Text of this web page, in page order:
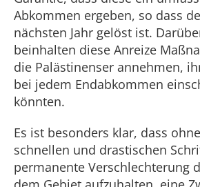
Abkommen ergeben, so dass
nächsten Jahr gelöst ist.
beinhalten diese Anreize
die Palästinenser annehmen,
bei jedem Endabkommen
könnten.
Es ist besonders klar, dass
schnellen und drastischen
permanente Verschlechterung